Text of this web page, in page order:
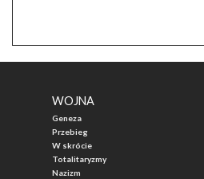
WOJNA
Geneza
Przebieg
W skrócie
Totalitaryzmy
Nazizm